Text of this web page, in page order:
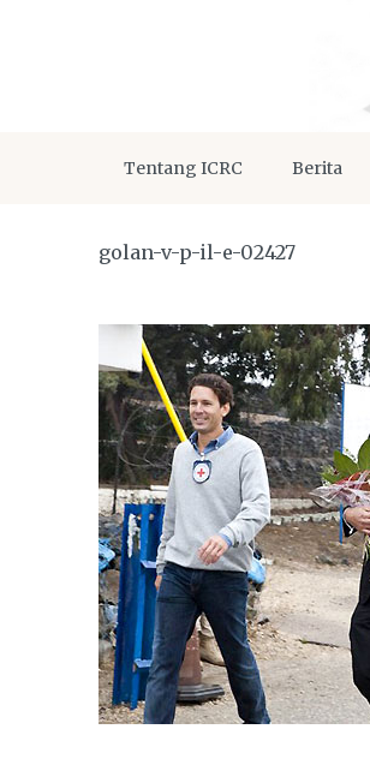
Tentang ICRC Berita
golan-v-p-il-e-02427